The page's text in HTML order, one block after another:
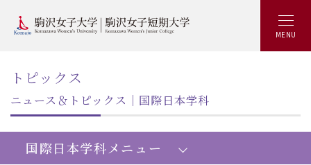
MENU
トピックス
ニュース＆トピックス｜国際日本学科
国際日本学科メニュー